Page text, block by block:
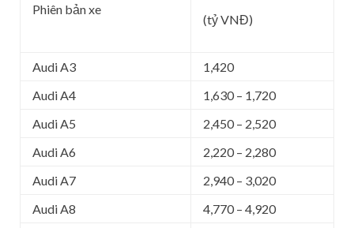
Phiên bản xe
(tỷ VNĐ)
Audi A3
1,420
Audi A4
1,630 – 1,720
Audi A5
2,450 – 2,520
Audi A6
2,220 – 2,280
Audi A7
2,940 – 3,020
Audi A8
4,770 – 4,920